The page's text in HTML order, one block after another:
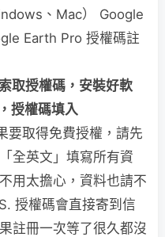
、Mac） Google
Earth Pro 授權碼註
取授權碼，安裝好軟
授權碼填入
要取得免費授權，請先
全英文」填寫所有資
用太擔心，資料也請不
授權碼會直接寄到信
註冊一次等了很久都沒